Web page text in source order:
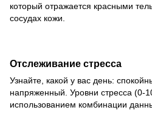
который отражается красными
сосудах кожи.
Отслеживание стресса
Узнайте, какой у вас день:
напряженный. Уровни стресса (0-
использованием комбинации